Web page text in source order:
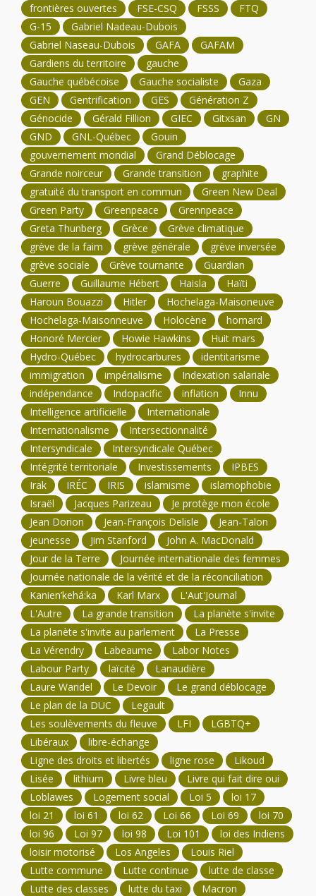
frontières ouvertes
FSE-CSQ FSSS
FTQ
G-15
Gabriel Nadeau-Dubois
Gabriel Naseau-Dubois
GAFA
GAFAM
Gardiens du territoire
gauche
Gauche québécoise
Gauche socialiste
Gaza
GEN
Gentrification GES
Génération Z
Génocide
Gérald Fillion GIEC Gitxsan
GN
GND
GNL-Québec
Gouin
gouvernement mondial
Grand Déblocage
Grande noirceur
Grande transition
graphite
gratuité du transport en commun
Green New Deal
Green Party
Greenpeace
Grennpeace
Greta Thunberg
Grèce
Grève climatique
grève de la faim
grève générale
grève inversée
grève sociale
Grève tournante
Guardian
Guerre
Guillaume Hébert Haisla
Haïti
Haroun Bouazzi
Hitler
Hochelaga-Maisoneuve
Hochelaga-Maisonneuve
Holocène
homard
Honoré Mercier
Howie Hawkins
Huit mars
Hydro-Québec
hydrocarbures
identitarisme
immigration
impérialisme
Indexation salariale
indépendance
Indopacific inflation
Innu
Intelligence artificielle
Internationale
Internationalisme
Intersectionnalité
Intersyndicale
Intersyndicale Québec
Intégrité territoriale
Investissements
IPBES
Irak
IRÉC IRIS islamisme
islamophobie
Israël
Jacques Parizeau
Je protège mon école
Jean Dorion
Jean-François Delisle
Jean-Talon
jeunesse
Jim Stanford
John A. MacDonald
Jour de la Terre
Journée internationale des femmes
Journée nationale de la vérité et de la réconciliation
Kanien’kehá:ka
Karl Marx
L'Aut'Journal
L'Autre
La grande transition
La planète s'invite
La planète s'invite au parlement
La Presse
La Vérendry
Labeaume
Labor Notes
Labour Party
laïcité
Lanaudière
Laure Waridel
Le Devoir
Le grand déblocage
Le plan de la DUC
Legault
Les soulèvements du fleuve
LFI
LGBTQ+
Libéraux
libre-échange
Ligne des droits et libertés
ligne rose
Likoud
Lisée
lithium Livre bleu
Livre qui fait dire oui
Loblawes
Logement social Loi 5
loi 17
loi 21
loi 61 loi 62 Loi 66 Loi 69
loi 70
loi 96
Loi 97 loi 98 Loi 101
loi des Indiens
loisir motorisé
Los Angeles
Louis Riel
Lutte commune
Lutte continue
lutte de classe
Lutte des classes
lutte du taxi Macron